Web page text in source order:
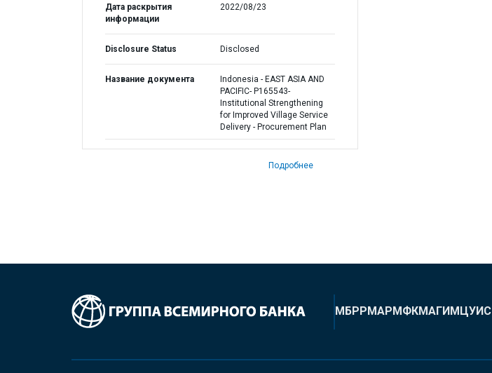
Дата раскрытия
информации
2022/08/23
Disclosure Status Disclosed
Название документа
Indonesia - EAST ASIA AND
PACIFIC- P165543-
Institutional Strengthening
for Improved Village Service
Delivery - Procurement Plan
Подробнее
МБРРМАРМФКМАГИМЦУИС